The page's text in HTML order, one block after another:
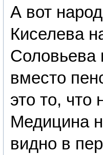
А вот
Киселева
Соловьева
вместо
это то, что
Медицина
видно в